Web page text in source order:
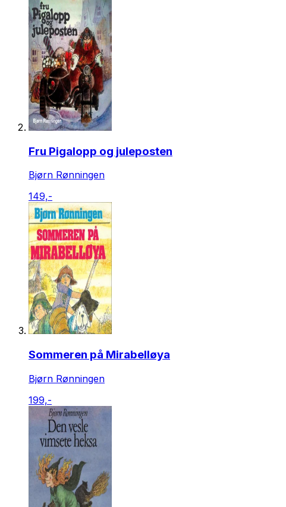
Fru Pigalopp og juleposten
Bjørn Rønningen
149,-
Sommeren på Mirabelløya
Bjørn Rønningen
199,-